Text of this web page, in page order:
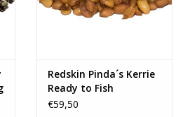
Redskin Pinda´s Kerrie
Ready to Fish
houdbaar 5kg
€59,50